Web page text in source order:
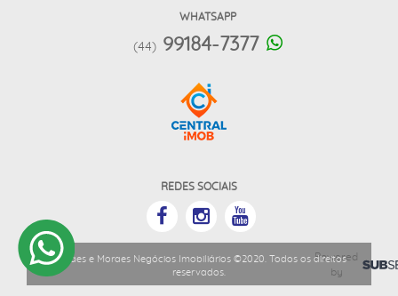
WHATSAPP
(44) 99184-7377
REDES SOCIAIS
Moraes e Moraes Negócios Imobiliários ©2020. Todos os direitos
reservados.
Powered
by